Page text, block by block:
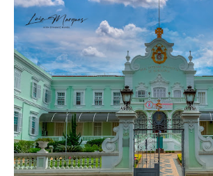
R. Onze de Agosto, 557 -
Campinas - SP